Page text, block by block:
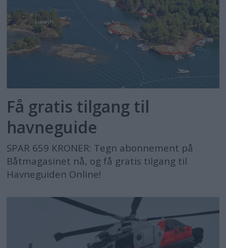
Få gratis tilgang til
havneguide
SPAR 659 KRONER: Tegn abonnement på
Båtmagasinet nå, og få gratis tilgang til
Havneguiden Online!